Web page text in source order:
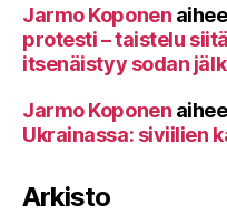
Jarmo Koponen
protesti – taistelu
itsenäistyy sodan
Jarmo Koponen
Ukrainassa: siviilien
Arkisto